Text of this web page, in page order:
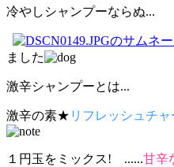
冷やしシャンプーならぬ...
ました
激辛シャンプーとは...
激辛の素★ リフレッシュチャ
１円玉をミックス! ......甘辛